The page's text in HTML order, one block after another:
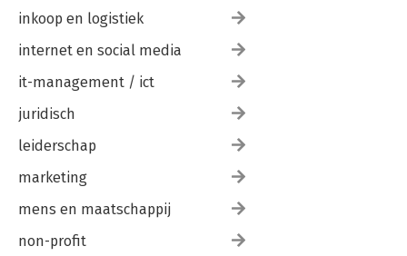
inkoop en logistiek
internet en social media
it-management / ict
juridisch
leiderschap
marketing
mens en maatschappij
non-profit